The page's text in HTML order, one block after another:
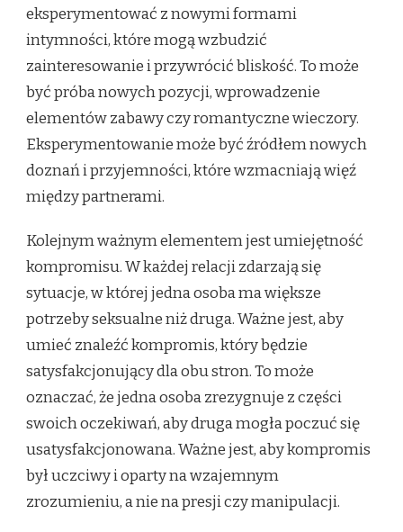
eksperymentować z nowymi formami
intymności, które mogą wzbudzić
zainteresowanie i przywrócić bliskość. To może
być próba nowych pozycji, wprowadzenie
elementów zabawy czy romantyczne wieczory.
Eksperymentowanie może być źródłem nowych
doznań i przyjemności, które wzmacniają więź
między partnerami.
Kolejnym ważnym elementem jest umiejętność
kompromisu. W każdej relacji zdarzają się
sytuacje, w której jedna osoba ma większe
potrzeby seksualne niż druga. Ważne jest, aby
umieć znaleźć kompromis, który będzie
satysfakcjonujący dla obu stron. To może
oznaczać, że jedna osoba zrezygnuje z części
swoich oczekiwań, aby druga mogła poczuć się
usatysfakcjonowana. Ważne jest, aby kompromis
był uczciwy i oparty na wzajemnym
zrozumieniu, a nie na presji czy manipulacji.